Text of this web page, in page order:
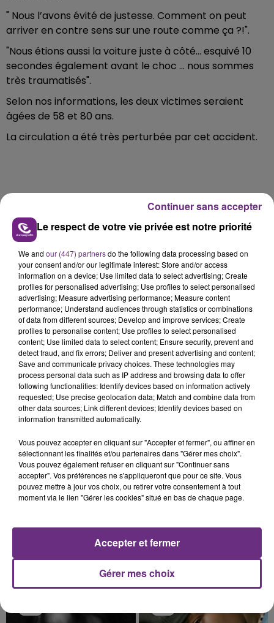
" Nous l’avons évité de justesse. Comment on peut
arriver en contre sens sur une route comme ça ?!".
"Nous étions aussi la voiture juste à côté… esquivé 10
secondes également avant le choc … nous sommes
très traumatisés".
Selon nos informations, les deux victimes seraient
âgées de 58 et 80 ans.
La circulation a été très perturbée par cet accident.
FIL D'ACTU
6 août 2026
SI TOUT LE MONDE FAIT ÇA, MOI L'ANNÉE
PROCHAINE JE VENDANGE EN...
La vendange en Champagne a débuté ce jeudi 6
août dans la commune de Montgueux (Aube). Du
jamais vu !
6 août 2026
L'INSPECTION DU TRAVAIL RAPPELLE À
s'est avéré être plus précoce que prévu,
l'inspection du Travail en profite pour rappeler
les conditions de...
TITRES DIFFUSÉS
Le respect de votre vie privée est notre priorité
We and our (447) partnersdo the following data processing based on
your consent and/or our legitimate interest: Store and/or access
information on a device; Use limited data to select advertising; Create
profiles for personalised advertising; Use profiles to select personalised
advertising; Measure advertising performance; Measure content
performance; Understand audiences through statistics or combinations
of data from different sources; Develop and improve services; Create
profiles to personalise content; Use profiles to select personalised
content; Use limited data to select content; Ensure security, prevent and
detect fraud, and fix errors; Deliver and present advertising and content;
Save and communicate privacy choices. These technologies may
process personal data such as IP address and browsing data to offer
following functionalities: Identify devices based on information actively
requested; Use precise geolocation data; Match and combine data from
other data sources; Link different devices; Identify devices based on
information transmitted automatically.
Vous pouvez accepter en cliquant sur "Accepter et fermer", ou affiner en
sélectionnant les finalités et/ou partenaires dans "Gérer mes choix".
Vous pouvez également refuser en cliquant sur "Continuer sans
accepter". Vos préférences ne s'appliqueront que pour ce site. Vous
pouvez mettre à jour vos choix, ou retirer votre consentement à tout
moment via le lien "Gérer les cookies" situé en bas de chaque page.
Gérer mes choix
Accepter et fermer
Continuer sans accepter